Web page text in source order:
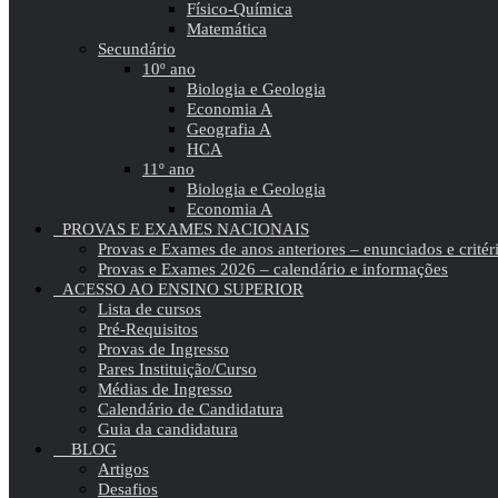
Físico-Química
Matemática
Secundário
10º ano
Biologia e Geologia
Economia A
Geografia A
HCA
11º ano
Biologia e Geologia
Economia A
PROVAS E EXAMES NACIONAIS
Provas e Exames de anos anteriores – enunciados e
Provas e Exames 2026 – calendário e informações
ACESSO AO ENSINO SUPERIOR
Lista de cursos
Pré-Requisitos
Provas de Ingresso
Pares Instituição/Curso
Médias de Ingresso
Calendário de Candidatura
Guia da candidatura
BLOG
Artigos
Desafios